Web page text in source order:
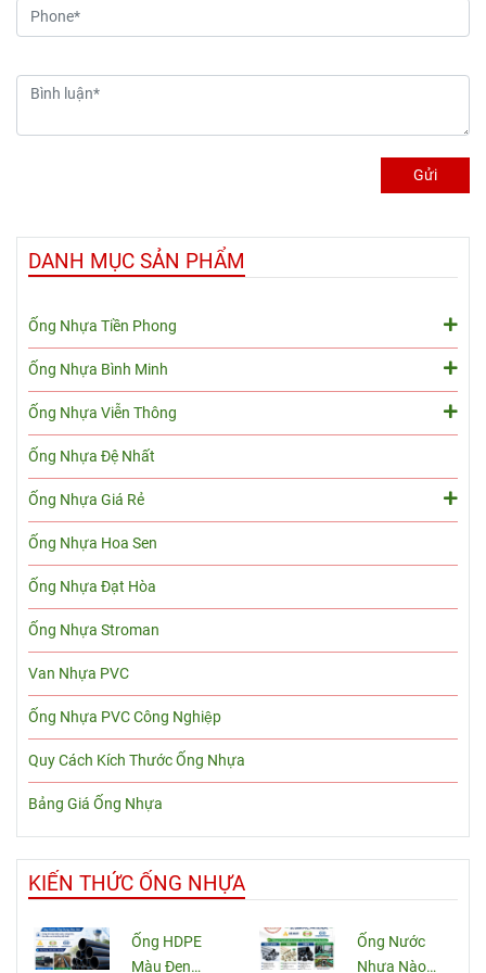
dưới đây sẽ tổng hợp toàn
dụng thực tế và báo giá hệ
thốngống nhựa HDPE
suất chịu đựng và có nguy
Gửi
DANH MỤC SẢN PHẨM
Ống Nhựa Tiền Phong
Ống Nhựa Bình Minh
Ống Nhựa Viễn Thông
Ống Nhựa Đệ Nhất
Ống Nhựa Giá Rẻ
Ống Nhựa Hoa Sen
Ống Nhựa Đạt Hòa
Ống Nhựa Stroman
Van Nhựa PVC
Ống Nhựa PVC Công Nghiệp
Quy Cách Kích Thước Ống Nhựa
Bảng Giá Ống Nhựa
KIẾN THỨC ỐNG NHỰA
Ống HDPE
Màu Đen
Ống Nước
Nhựa Nào